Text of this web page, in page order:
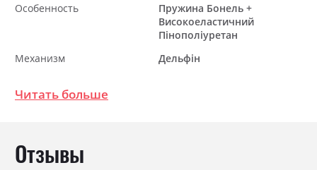
Особенность
Пружина Бонель +
Високоеластичний
Пінополіуретан
Механизм
Дельфін
Ниша для белья
Читать больше
Отзывы